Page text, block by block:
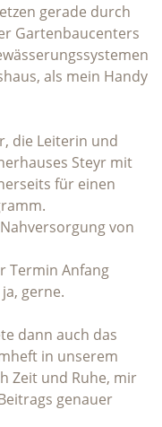
gerade durch
Gartenbaucenters
als mein Handy
die Leiterin und
Steyr mit
für einen
von
Termin Anfang
gerne.
dann auch das
in unserem
Zeit und Ruhe, mir
genauer